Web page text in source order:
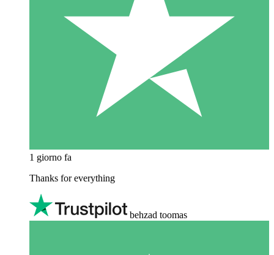
1 giorno fa
Thanks for everything
behzad toomas